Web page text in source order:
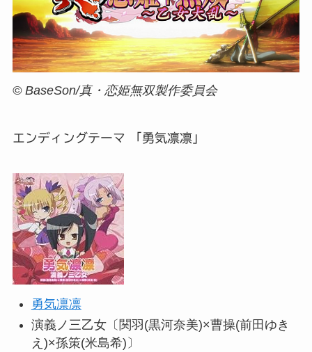
© BaseSon/真・恋姫無双製作委員会
エンディングテーマ 「勇気凛凛」
勇気凛凛
演義ノ三乙女〔関羽(黒河奈美)×曹操(前田ゆき
え)×孫策(米島希)〕